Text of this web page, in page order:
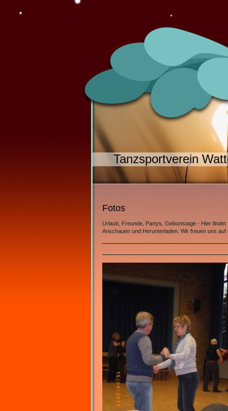
Tanzsportverein
Fotos
Urlaub, Freunde, Partys, Geburtstage - Hier
Anschauen und Herunterladen. Wir freuen uns